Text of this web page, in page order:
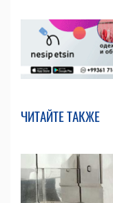
ЧИТАЙТЕ ТАКЖЕ